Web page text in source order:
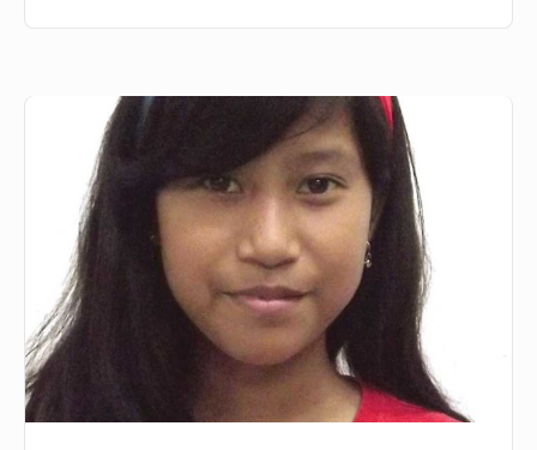
Rahmawati